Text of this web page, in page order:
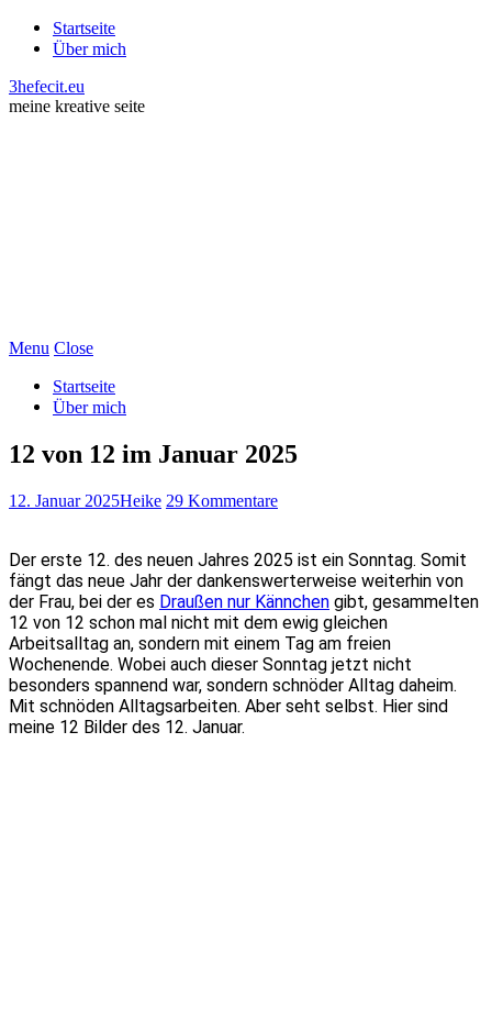
Startseite
Über mich
3hefecit.eu
meine kreative seite
Menu Close
Startseite
Über mich
12 von 12 im Januar 2025
12. Januar 2025Heike 29 Kommentare
Der erste 12. des neuen Jahres 2025 ist ein Sonntag. Somit
fängt das neue Jahr der dankenswerterweise weiterhin von
der Frau, bei der es Draußen nur Kännchen gibt, gesammelten
12 von 12 schon mal nicht mit dem ewig gleichen
Arbeitsalltag an, sondern mit einem Tag am freien
Wochenende. Wobei auch dieser Sonntag jetzt nicht
besonders spannend war, sondern schnöder Alltag daheim.
Mit schnöden Alltagsarbeiten. Aber seht selbst. Hier sind
meine 12 Bilder des 12. Januar.